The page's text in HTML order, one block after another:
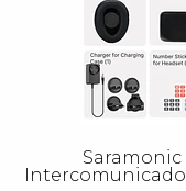
Saramonic